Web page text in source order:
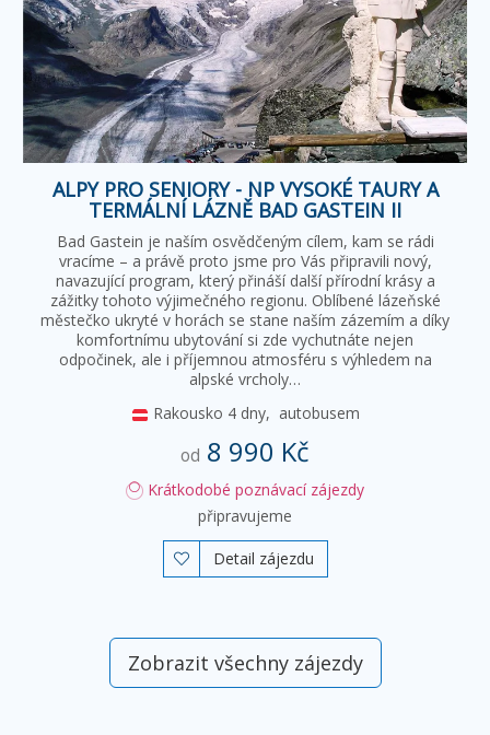
ALPY PRO SENIORY - NP VYSOKÉ TAURY A
TERMÁLNÍ LÁZNĚ BAD GASTEIN II
Bad Gastein je naším osvědčeným cílem, kam se rádi
vracíme – a právě proto jsme pro Vás připravili nový,
navazující program, který přináší další přírodní krásy a
zážitky tohoto výjimečného regionu. Oblíbené lázeňské
městečko ukryté v horách se stane naším zázemím a díky
komfortnímu ubytování si zde vychutnáte nejen
odpočinek, ale i příjemnou atmosféru s výhledem na
alpské vrcholy…
Rakousko 4 dny, autobusem
od 8 990 Kč
Krátkodobé poznávací zájezdy
připravujeme
 Detail zájezdu
Zobrazit všechny zájezdy